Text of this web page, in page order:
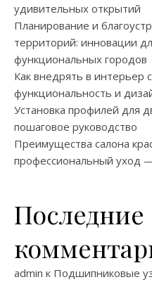
удивительных открытий
Планирование и
территорий: инновации
функциональных городов
Как внедрять в интерьер
функциональность и
Установка профилей для
пошаговое руководство
Преимущества салона
профессиональный уход
Последние
admin к Подшипниковые